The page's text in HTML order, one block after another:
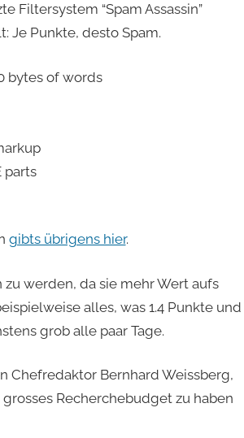
Filtersystem “Spam Assassin”
Je Punkte, desto Spam.
bytes of words
parts
gibts übrigens hier.
werden, da sie mehr Wert aufs
alles, was 1.4 Punkte und
grob alle paar Tage.
Chefredaktor Bernhard Weissberg,
grosses Recherchebudget zu haben